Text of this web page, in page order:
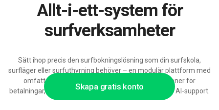
Skapa gratis konto
Allt-i-ett-system för
surfverksamheter
Sätt ihop precis den surfbokningslösning som din surfskola,
surfläger eller surfuthyrning behöver – en modulär plattform med
omfattande konfigurationsmöjligheter, integrationer för
betalningar, webb och marknadskanaler samt skalbar AI-support.